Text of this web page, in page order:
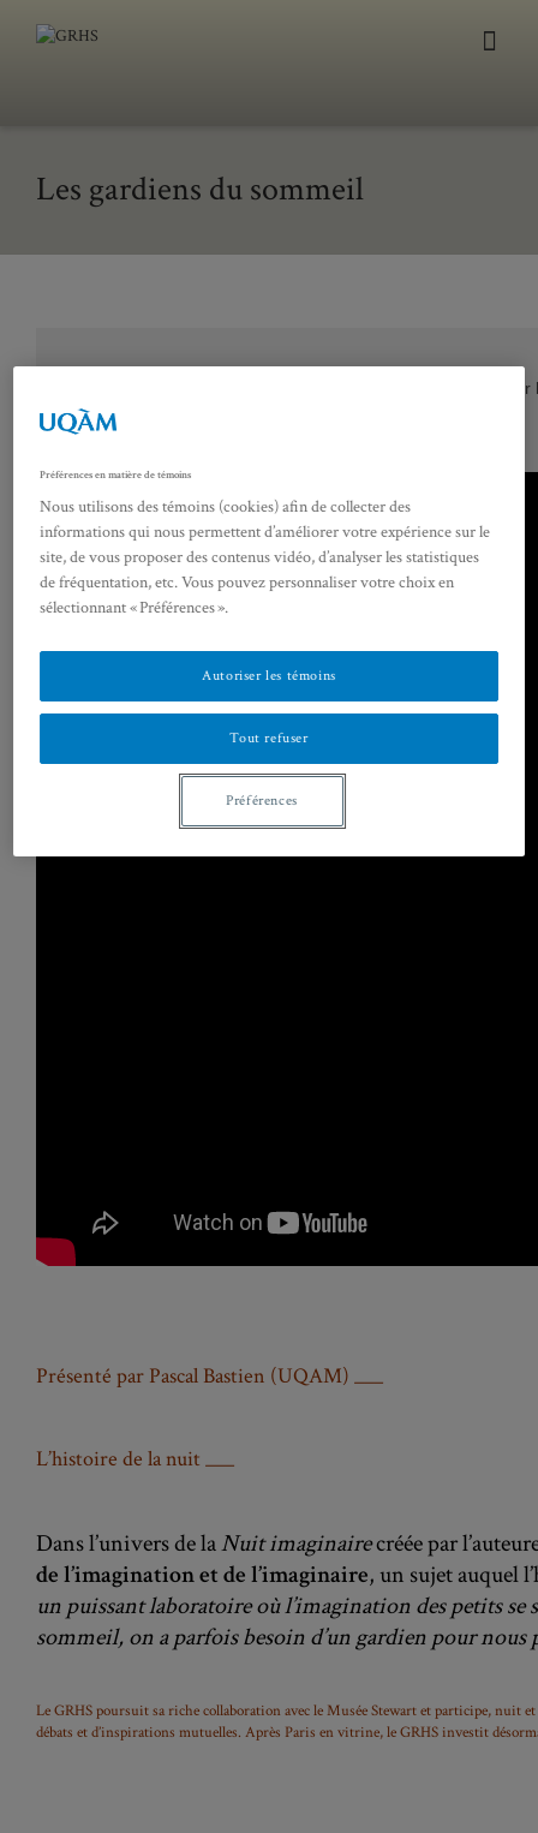
Les gardiens du sommeil
Vous devez autoriser les témoins publicitaires pour
Préférences des témoins
Présenté par Pascal Bastien (UQAM) ___
L’histoire de la nuit ___
Dans l’univers de laNuit imaginairecréée par
de l’imagination et de l’imaginaire, un sujet auquel
un puissant laboratoire où l’imagination des petits
sommeil, on a parfois besoin d’un gardien pour nous
Le GRHS poursuit sa riche collaboration avec le Musée Stewart et participe, nuit
débats et d’inspirations mutuelles. Après Paris en vitrine, le GRHS investit
Préférences en matière de témoins
Nous utilisons des témoins (cookies) afin de collecter des
informations qui nous permettent d’améliorer votre expérience sur le
site, de vous proposer des contenus vidéo, d’analyser les statistiques
de fréquentation, etc. Vous pouvez personnaliser votre choix en
sélectionnant « Préférences ».
Tout refuser
Autoriser les témoins
Préférences